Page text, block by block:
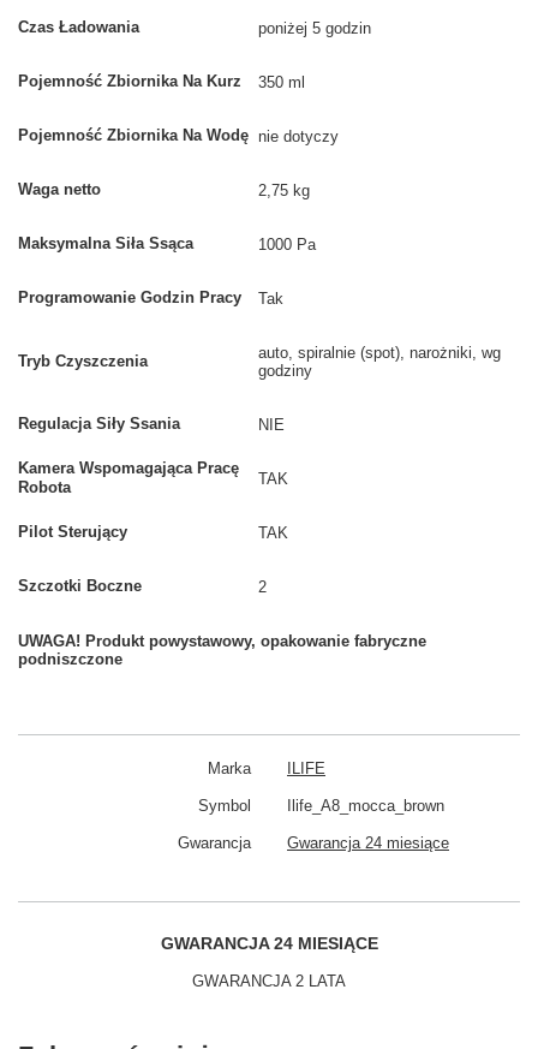
Czas Ładowania poniżej 5 godzin
Pojemność Zbiornika Na Kurz 350 ml
Pojemność Zbiornika Na Wodę nie dotyczy
Waga netto 2,75 kg
Maksymalna Siła Ssąca 1000 Pa
Programowanie Godzin Pracy Tak
Tryb Czyszczenia
auto, spiralnie (spot), narożniki, wg
godziny
Regulacja Siły Ssania NIE
Kamera Wspomagająca Pracę
Robota
TAK
Pilot Sterujący TAK
Szczotki Boczne 2
UWAGA! Produkt powystawowy, opakowanie fabryczne
podniszczone
Marka ILIFE
Symbol Ilife_A8_mocca_brown
Gwarancja Gwarancja 24 miesiące
GWARANCJA 24 MIESIĄCE
GWARANCJA 2 LATA